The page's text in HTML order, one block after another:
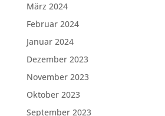
März 2024
Februar 2024
Januar 2024
Dezember 2023
November 2023
Oktober 2023
September 2023